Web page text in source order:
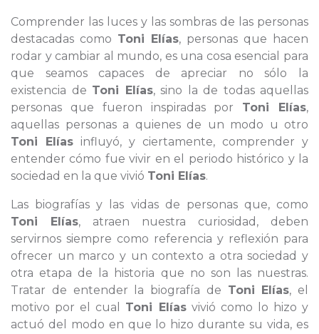
Comprender las luces y las sombras de las personas
destacadas como Toni Elías, personas que hacen
rodar y cambiar al mundo, es una cosa esencial para
que seamos capaces de apreciar no sólo la
existencia de Toni Elías, sino la de todas aquellas
personas que fueron inspiradas por Toni Elías,
aquellas personas a quienes de un modo u otro
Toni Elías influyó, y ciertamente, comprender y
entender cómo fue vivir en el periodo histórico y la
sociedad en la que vivió Toni Elías.
Las biografías y las vidas de personas que, como
Toni Elías, atraen nuestra curiosidad, deben
servirnos siempre como referencia y reflexión para
ofrecer un marco y un contexto a otra sociedad y
otra etapa de la historia que no son las nuestras.
Tratar de entender la biografía de Toni Elías, el
motivo por el cual Toni Elíasvivió como lo hizo y
actuó del modo en que lo hizo durante su vida, es